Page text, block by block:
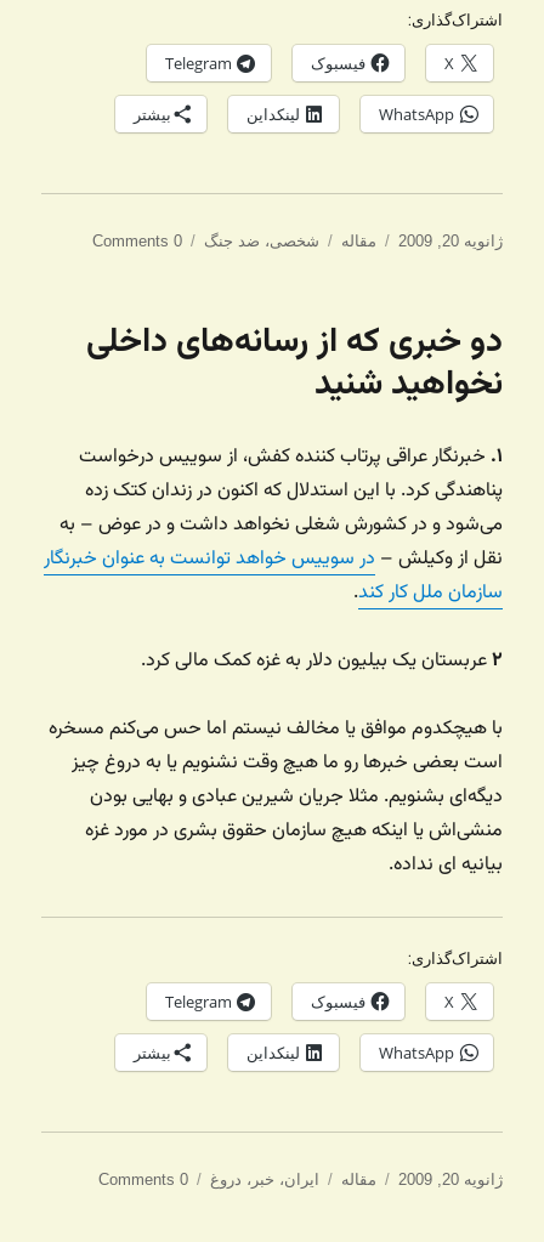
اشتراک‌گذاری:
X فیسبوک Telegram
WhatsApp لینکداین بیشتر
ارسال
ژانویه 20, 2009 دسته‌ها
مقاله برچسب‌ها
شخصی، ضد جنگ 0 Comments
دو خبری که از رسانه‌های داخلی
نخواهید شنید
۱. خبرنگار عراقی پرتاب کننده کفش، از سوییس درخواست
پناهندگی کرد. با این استدلال که اکنون در زندان کتک زده
می‌شود و در کشورش شغلی نخواهد داشت و در عوض – به
نقل از وکیلش – در سوییس خواهد توانست به عنوان خبرنگار
سازمان ملل کار کند.
۲عربستان یک بیلیون دلار به غزه کمک مالی کرد.
با هیچکدوم موافق یا مخالف نیستم اما حس می‌کنم مسخره
است بعضی خبرها رو ما هیچ وقت نشنویم یا به دروغ چیز
دیگه‌ای بشنویم. مثلا جریان شیرین عبادی و بهایی بودن
منشی‌اش یا اینکه هیچ سازمان حقوق بشری در مورد غزه
بیانیه ای نداده.
اشتراک‌گذاری:
X فیسبوک Telegram
WhatsApp لینکداین بیشتر
ارسال
ژانویه 20, 2009 دسته‌ها
مقاله برچسب‌ها
ایران، خبر ، دروغ 0 Comments